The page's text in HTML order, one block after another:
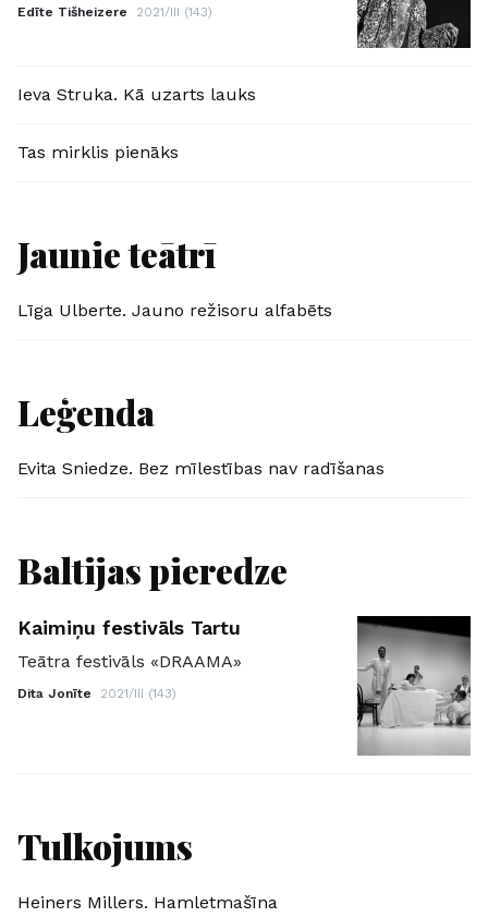
Edīte Tišheizere 2021/III (143)
Ieva Struka. Kā uzarts lauks
Tas mirklis pienāks
Jaunie teātrī
Līga Ulberte. Jauno režisoru alfabēts
Leģenda
Evita Sniedze. Bez mīlestības nav radīšanas
Baltijas pieredze
Kaimiņu festivāls Tartu
Teātra festivāls «DRAAMA»
Dita Jonīte 2021/III (143)
Tulkojums
Heiners Millers. Hamletmašīna